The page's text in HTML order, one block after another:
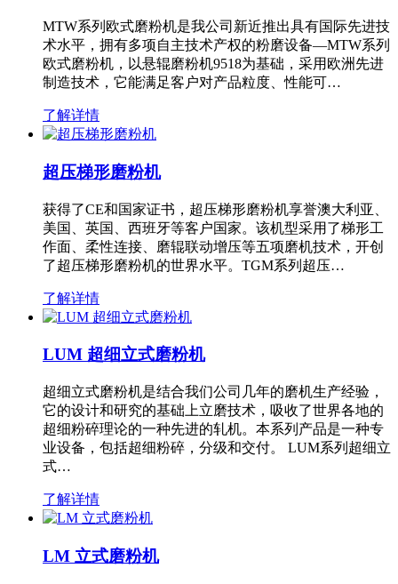
MTW系列欧式磨粉机是我公司新近推出具有国际先进技
术水平，拥有多项自主技术产权的粉磨设备—MTW系列
欧式磨粉机，以悬辊磨粉机9518为基础，采用欧洲先进
制造技术，它能满足客户对产品粒度、性能可…
了解详情
超压梯形磨粉机
获得了CE和国家证书，超压梯形磨粉机享誉澳大利亚、
美国、英国、西班牙等客户国家。该机型采用了梯形工
作面、柔性连接、磨辊联动增压等五项磨机技术，开创
了超压梯形磨粉机的世界水平。TGM系列超压…
了解详情
LUM 超细立式磨粉机
超细立式磨粉机是结合我们公司几年的磨机生产经验，
它的设计和研究的基础上立磨技术，吸收了世界各地的
超细粉碎理论的一种先进的轧机。本系列产品是一种专
业设备，包括超细粉碎，分级和交付。 LUM系列超细立
式…
了解详情
LM 立式磨粉机